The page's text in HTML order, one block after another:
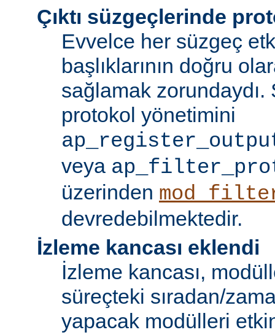
Çıktı süzgeçlerinde
Evvelce her süzgeç
başlıklarının doğru
sağlamak zorundaydı.
protokol yönetimini
veya
üzerinden
devredebilmektedir.
İzleme kancası eklendi
İzleme kancası,
süreçteki sıradan/
yapacak modülleri